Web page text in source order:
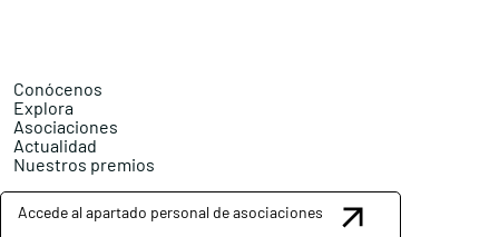
Conócenos
Explora
Asociaciones
Actualidad
Nuestros premios
Accede al apartado personal de asociaciones